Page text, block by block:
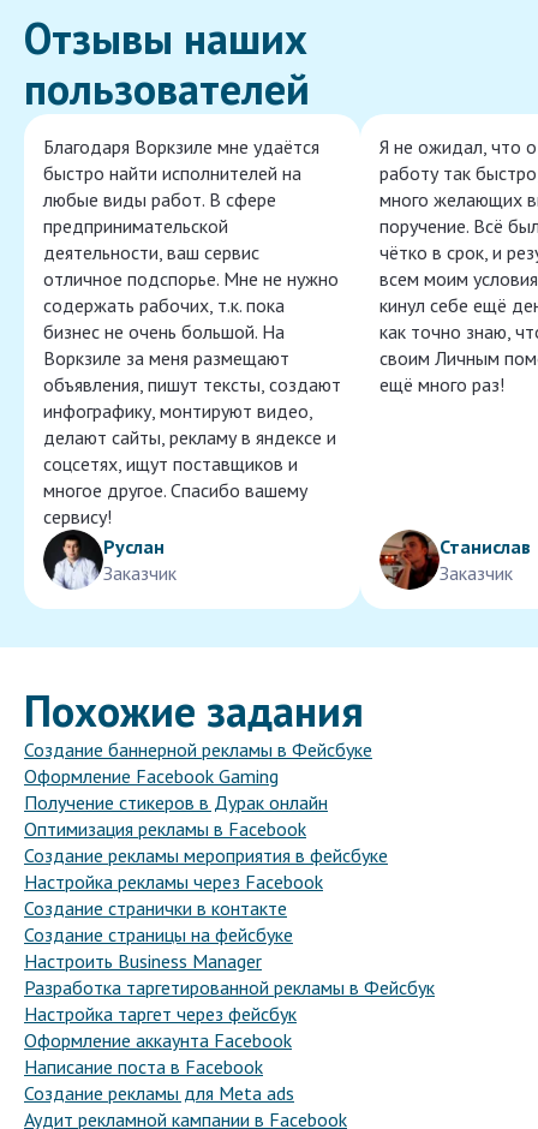
Отзывы наших
пользователей
Благодаря Воркзиле мне удаётся
быстро найти исполнителей на
любые виды работ. В сфере
предпринимательской
деятельности, ваш сервис
отличное подспорье. Мне не нужно
содержать рабочих, т.к. пока
бизнес не очень большой. На
Воркзиле за меня размещают
объявления, пишут тексты, создают
инфографику, монтируют видео,
делают сайты, рекламу в яндексе и
соцсетях, ищут поставщиков и
многое другое. Спасибо вашему
сервису!
Руслан
Заказчик
Я не ожидал, что
работу так
много желающих
поручение. Всё
чётко в срок, и
всем моим
кинул себе ещё
как точно знаю,
своим Личным
ещё много раз!
Станислав
Заказчик
Похожие задания
Создание баннерной рекламы в Фейсбуке
Оформление Facebook Gaming
Получение стикеров в Дурак онлайн
Оптимизация рекламы в Facebook
Создание рекламы мероприятия в фейсбуке
Настройка рекламы через Facebook
Создание странички в контакте
Создание страницы на фейсбуке
Настроить Business Manager
Разработка таргетированной рекламы в Фейсбук
Настройка таргет через фейсбук
Оформление аккаунта Facebook
Написание поста в Facebook
Создание рекламы для Meta ads
Аудит рекламной кампании в Facebook